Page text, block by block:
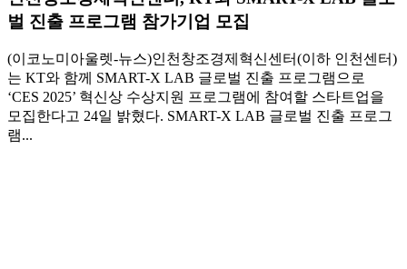
벌 진출 프로그램 참가기업 모집
(이코노미아울렛-뉴스)인천창조경제혁신센터(이하 인천센터)
는 KT와 함께 SMART-X LAB 글로벌 진출 프로그램으로
‘CES 2025’ 혁신상 수상지원 프로그램에 참여할 스타트업을
모집한다고 24일 밝혔다. SMART-X LAB 글로벌 진출 프로그
램...